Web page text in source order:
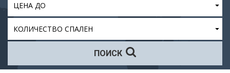
ЦЕНА ДО
КОЛИЧЕСТВО СПАЛЕН
ПОИСК